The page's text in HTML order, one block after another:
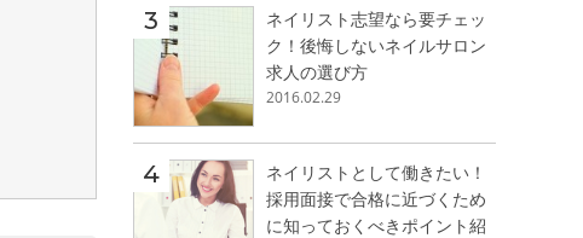
ネイリスト志望なら要チェッ
ク！後悔しないネイルサロン
求人の選び方
2016.02.29
ネイリストとして働きたい！
採用面接で合格に近づくため
に知っておくべきポイント紹